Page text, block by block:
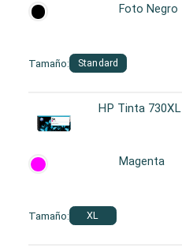
Tamaño: Standard
Foto Negro
HP Tinta
Tamaño: XL
Magenta